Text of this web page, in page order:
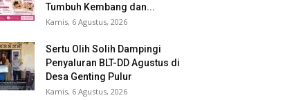
Tumbuh Kembang dan...
Kamis, 6 Agustus, 2026
Sertu Olih Solih Dampingi
Penyaluran BLT-DD Agustus di
Desa Genting Pulur
Kamis, 6 Agustus, 2026